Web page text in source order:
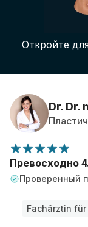
Бизнес
Планы
Откройте
Dr. Dr.
Превосходно
Проверенный
Fachärztin